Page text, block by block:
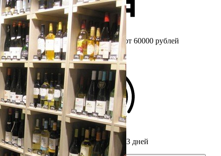
Бесплатный замер при заказе от 60000 рублей
Срок изготовления мебели от 3 дней